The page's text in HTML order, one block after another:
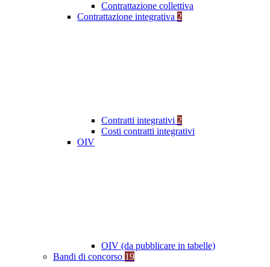
Contrattazione collettiva
Contrattazione integrativa 2
Contratti integrativi 2
Costi contratti integrativi
OIV
OIV (da pubblicare in tabelle)
Bandi di concorso 19